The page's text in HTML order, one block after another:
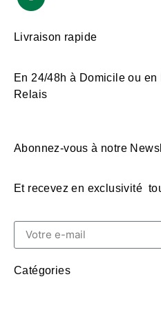
Livraison rapide
En 24/48h à Domicile ou en
Relais
Abonnez-vous à notre
Et recevez en exclusivité
Catégories